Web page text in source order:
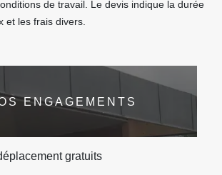
de travail. Le devis indique la durée
et les frais divers.
ENGAGEMENTS
gratuits